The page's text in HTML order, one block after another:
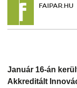
FAIPAR.HU
Január 16-án
Akkreditált